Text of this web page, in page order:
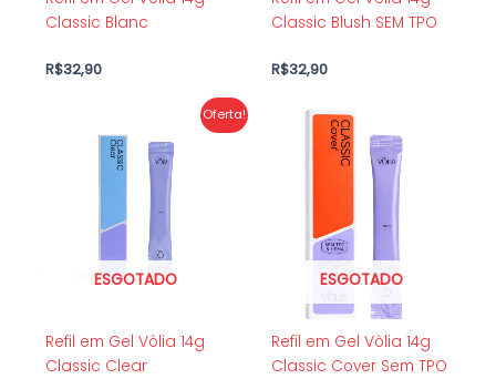
Classic Blanc
R$32,90
Classic Blush SEM TPO
R$32,90
Oferta!
ESGOTADO
Refil em Gel Vòlia 14g
Classic Clear
atual
é:
R$32,90.
ESGOTADO
Refil em Gel Vòlia 14g
Classic Cover Sem TPO